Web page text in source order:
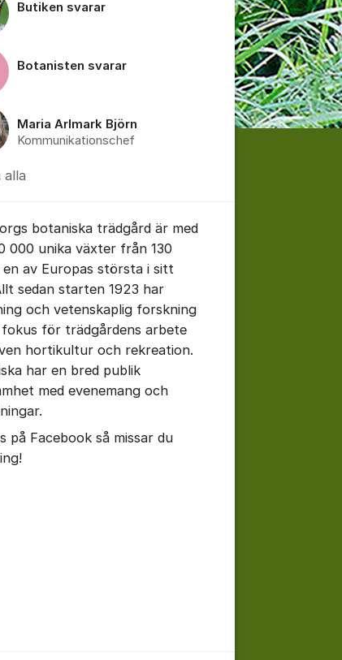
Butiken svarar
Botanisten svarar
Maria Arlmark Björn
Kommunikationschef
alla
botaniska trädgård är med
000 unika växter från 130
en av Europas största i sitt
sedan starten 1923 har
och vetenskaplig forskning
för trädgårdens arbete
hortikultur och rekreation.
har en bred publik
med evenemang och
på Facebook så missar du